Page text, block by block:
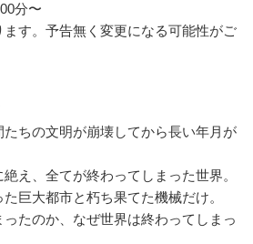
分〜
す。予告無く変更になる可能性がご
ちの文明が崩壊してから長い年月が
え、全てが終わってしまった世界。
巨大都市と朽ち果てた機械だけ。
たのか、 なぜ世界は終わってしまっ